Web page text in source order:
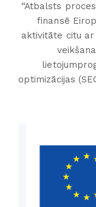
“Atbalsts
finansē
aktivitāte citu ar
optimizācijas